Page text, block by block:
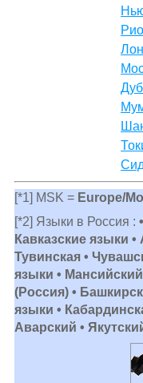
[*1] MSK = Europe/
[*2] Языки в Россия :
Кавказские языки
Тувинская •
языки •
(Россия) •
языки •
Аварский •